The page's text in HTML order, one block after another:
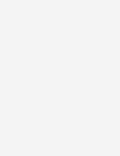
Entdecken Sie hier den
Dach + Wand
spengler-dachdecker-und-
Fabienne Ellermeier
zusammenarbeit-der-